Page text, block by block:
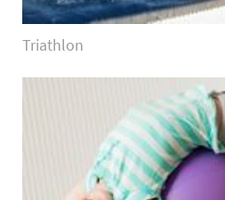
Triathlon